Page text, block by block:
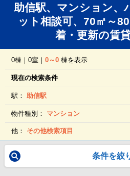
助信駅、マンション、
ット相談可、70㎡～
着・更新の賃
0棟｜0室｜0～0 棟を表示
現在の検索条件
駅： 助信駅
物件種別： マンション
他： その他検索項目
条件を絞